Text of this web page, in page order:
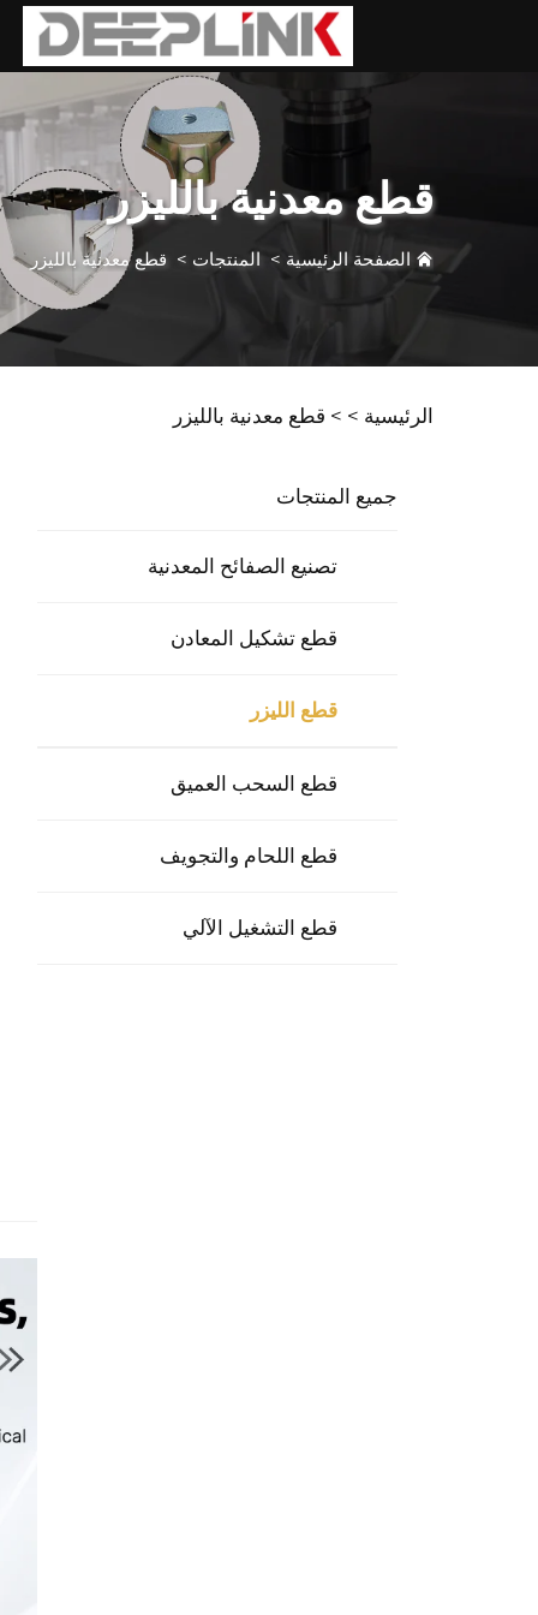
قطع معدنية بالليزر
الصفحة الرئيسية > المنتجات > قطع معدنية بالليزر
الرئيسية > > قطع معدنية بالليزر
جميع المنتجات
تصنيع الصفائح المعدنية
قطع تشكيل المعادن
قطع الليزر
قطع السحب العميق
قطع اللحام والتجويف
قطع التشغيل الآلي